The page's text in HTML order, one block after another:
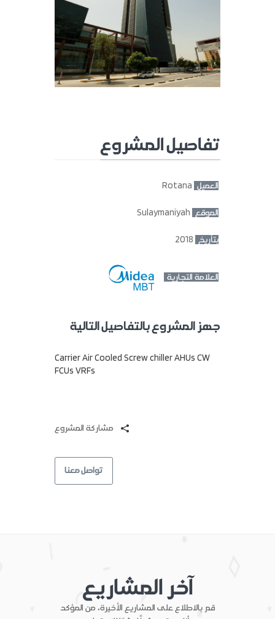
تفاصيل المشروع
العميل : Rotana
الموقع : Sulaymaniyah
بتأريخ : 2018
العلامة التجارية :
جهز المشروع بالتفاصيل التالية
Carrier Air Cooled Screw chiller AHUs CW
FCUs VRFs
تواصل معنا
آخر المشاريع
قم بالاطلاع على المشاريع الأخيرة، من المؤكد